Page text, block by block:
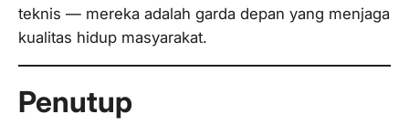
teknis — mereka adalah garda depan yang menjaga
kualitas hidup masyarakat.
Penutup